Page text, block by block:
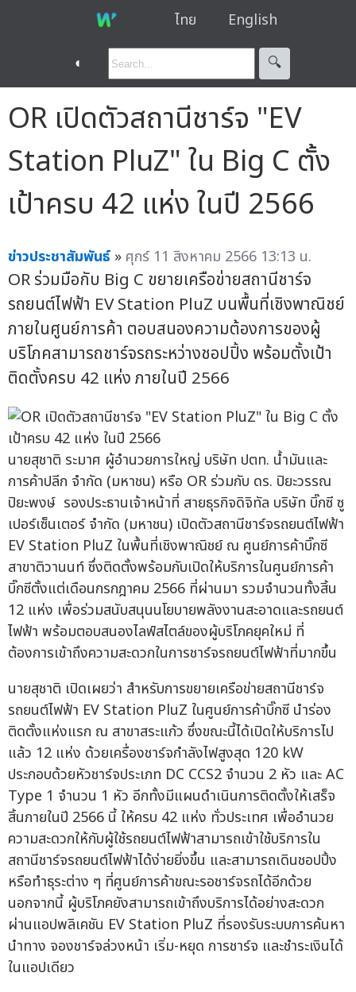
ไทย English
◐ 🔍︎
OR เปิดตัวสถานีชาร์จ "EV
Station PluZ" ใน Big C ตั้ง
เป้าครบ 42 แห่ง ในปี 2566
ข่าวประชาสัมพันธ์ » ศุกร์ 11 สิงหาคม 2566 13:13 น.
OR ร่วมมือกับ Big C ขยายเครือข่ายสถานีชาร์จ
รถยนต์ไฟฟ้า EV Station PluZ บนพื้นที่เชิงพาณิชย์
ภายในศูนย์การค้า ตอบสนองความต้องการของผู้
บริโภคสามารถชาร์จรถระหว่างชอปปิ้ง พร้อมตั้งเป้า
ติดตั้งครบ 42 แห่ง ภายในปี 2566
นายสุชาติ ระมาศ ผู้อำนวยการใหญ่ บริษัท ปตท. น้ำมันและ
การค้าปลีก จำกัด (มหาชน) หรือ OR ร่วมกับ ดร. ปิยะวรรณ
ปิยะพงษ์ รองประธานเจ้าหน้าที่ สายธุรกิจดิจิทัล บริษัท บิ๊กซี ซู
เปอร์เซ็นเตอร์ จำกัด (มหาชน) เปิดตัวสถานีชาร์จรถยนต์ไฟฟ้า
EV Station PluZ ในพื้นที่เชิงพาณิชย์ ณ ศูนย์การค้าบิ๊กซี
สาขาติวานนท์ ซึ่งติดตั้งพร้อมกับเปิดให้บริการในศูนย์การค้า
บิ๊กซีตั้งแต่เดือนกรกฎาคม 2566 ที่ผ่านมา รวมจำนวนทั้งสิ้น
12 แห่ง เพื่อร่วมสนับสนุนนโยบายพลังงานสะอาดและรถยนต์
ไฟฟ้า พร้อมตอบสนองไลฟ์สไตล์ของผู้บริโภคยุคใหม่ ที่
ต้องการเข้าถึงความสะดวกในการชาร์จรถยนต์ไฟฟ้าที่มากขึ้น
นายสุชาติ เปิดเผยว่า สำหรับการขยายเครือข่ายสถานีชาร์จ
รถยนต์ไฟฟ้า EV Station PluZ ในศูนย์การค้าบิ๊กซี นำร่อง
ติดตั้งแห่งแรก ณ สาขาสระแก้ว ซึ่งขณะนี้ได้เปิดให้บริการไป
แล้ว 12 แห่ง ด้วยเครื่องชาร์จกำลังไฟสูงสุด 120 kW
ประกอบด้วยหัวชาร์จประเภท DC CCS2 จำนวน 2 หัว และ AC
Type 1 จำนวน 1 หัว อีกทั้งมีแผนดำเนินการติดตั้งให้เสร็จ
สิ้นภายในปี 2566 นี้ ให้ครบ 42 แห่ง ทั่วประเทศ เพื่ออำนวย
ความสะดวกให้กับผู้ใช้รถยนต์ไฟฟ้าสามารถเข้าใช้บริการใน
สถานีชาร์จรถยนต์ไฟฟ้าได้ง่ายยิ่งขึ้น และสามารถเดินชอปปิ้ง
หรือทำธุระต่าง ๆ ที่ศูนย์การค้าขณะรอชาร์จรถได้อีกด้วย
นอกจากนี้ ผู้บริโภคยังสามารถเข้าถึงบริการได้อย่างสะดวก
ผ่านแอปพลิเคชัน EV Station PluZ ที่รองรับระบบการค้นหา
นำทาง จองชาร์จล่วงหน้า เริ่ม-หยุด การชาร์จ และชำระเงินได้
ในแอปเดียว